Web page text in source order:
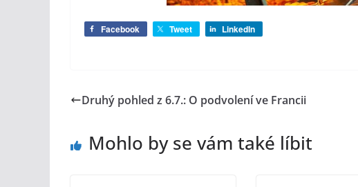
Facebook Tweet LinkedIn
Druhý pohled z 6.7.: O podvolení ve Francii
Mohlo by se vám také líbit